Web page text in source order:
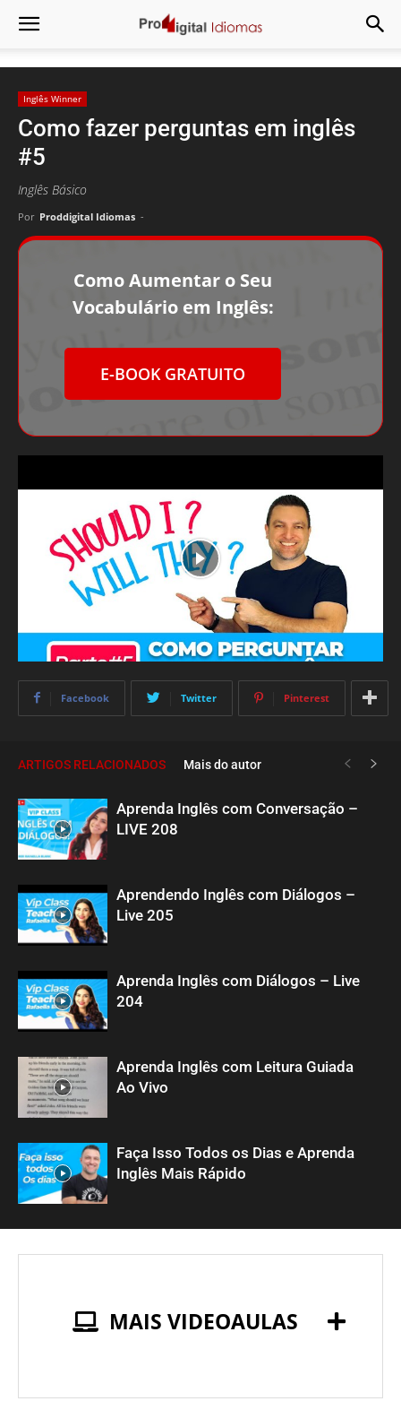
Inglês Winner
Como fazer perguntas em inglês
#5
Inglês Básico
Por Proddigital Idiomas -
Como Aumentar o Seu
Vocabulário em Inglês:
E-BOOK GRATUITO
Facebook Twitter Pinterest
ARTIGOS RELACIONADOS Mais do autor
Aprenda Inglês com Conversação –
LIVE 208
Aprendendo Inglês com Diálogos –
Live 205
Aprenda Inglês com Diálogos – Live
204
Aprenda Inglês com Leitura Guiada
Ao Vivo
Faça Isso Todos os Dias e Aprenda
Inglês Mais Rápido
MAIS VIDEOAULAS